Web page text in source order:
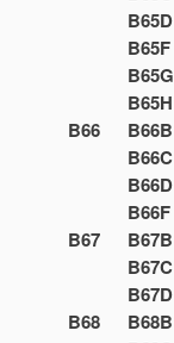
B65D
B65F
B65G
B65H
B66 B66B
B66C
B66D
B66F
B67 B67B
B67C
B67D
B68 B68B